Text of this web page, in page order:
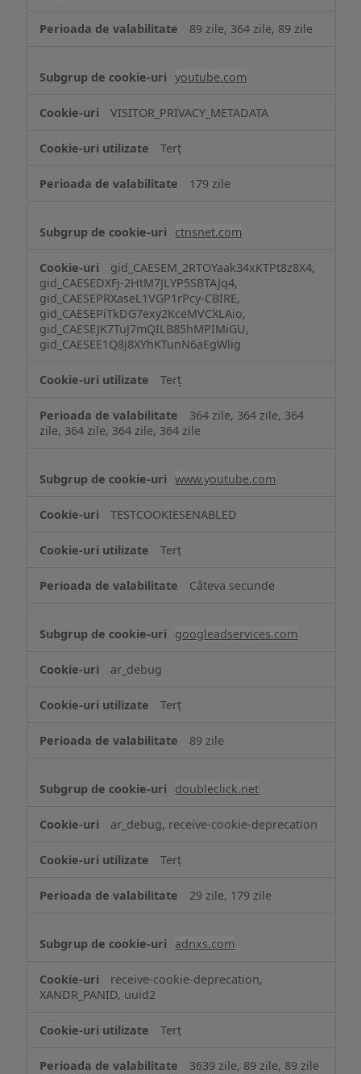
89 zile, 364 zile, 89 zile
youtube.com
VISITOR_PRIVACY_METADATA
Terț
179 zile
ctnsnet.com
gid_CAESEM_2RTOYaak34xKTPt8z8X4,
gid_CAESEDXFj-2HtM7JLYP5SBTAJq4,
gid_CAESEPRXaseL1VGP1rPcy-CBIRE,
gid_CAESEPiTkDG7exy2KceMVCXLAio,
gid_CAESEJK7TuJ7mQILB85hMPIMiGU,
gid_CAESEE1Q8j8XYhKTunN6aEgWlig
Terț
364 zile, 364 zile, 364
zile, 364 zile, 364 zile, 364 zile
www.youtube.com
TESTCOOKIESENABLED
Terț
Câteva secunde
googleadservices.com
ar_debug
Terț
89 zile
doubleclick.net
ar_debug, receive-cookie-deprecation
Terț
29 zile, 179 zile
adnxs.com
receive-cookie-deprecation,
XANDR_PANID, uuid2
Terț
3639 zile, 89 zile, 89 zile